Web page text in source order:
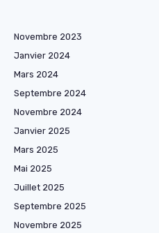
Novembre 2023
Janvier 2024
Mars 2024
Septembre 2024
Novembre 2024
Janvier 2025
Mars 2025
Mai 2025
Juillet 2025
Septembre 2025
Novembre 2025